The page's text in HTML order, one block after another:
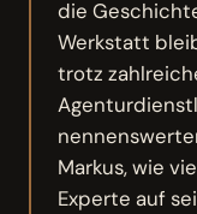
die
Werkstatt
trotz
Markus, wie
Experte auf